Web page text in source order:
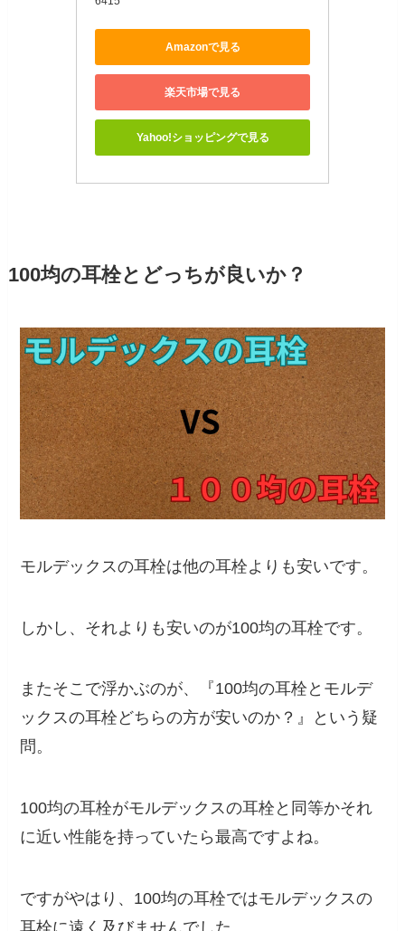
Amazonで見る
楽天市場で見る
Yahoo!ショッピングで見る
100均の耳栓とどっちが良いか？
モルデックスの耳栓は他の耳栓よりも安いです。
しかし、それよりも安いのが100均の耳栓です。
またそこで浮かぶのが、『100均の耳栓とモルデ
ックスの耳栓どちらの方が安いのか？』という疑
問。
100均の耳栓がモルデックスの耳栓と同等かそれ
に近い性能を持っていたら最高ですよね。
ですがやはり、100均の耳栓ではモルデックスの